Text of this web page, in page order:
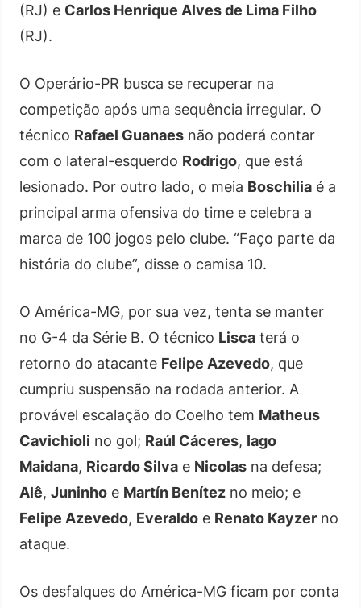
(RJ) e Carlos Henrique Alves de Lima Filho
(RJ).
O Operário-PR busca se recuperar na
competição após uma sequência irregular. O
técnico Rafael Guanaes não poderá contar
com o lateral-esquerdo Rodrigo, que está
lesionado. Por outro lado, o meia Boschilia é a
principal arma ofensiva do time e celebra a
marca de 100 jogos pelo clube. “Faço parte da
história do clube”, disse o camisa 10.
O América-MG, por sua vez, tenta se manter
no G-4 da Série B. O técnico Lisca terá o
retorno do atacante Felipe Azevedo, que
cumpriu suspensão na rodada anterior. A
provável escalação do Coelho tem Matheus
Cavichioli no gol; Raúl Cáceres, Iago
Maidana, Ricardo Silva e Nicolas na defesa;
Alê, Juninho e Martín Benítez no meio; e
Felipe Azevedo, Everaldo e Renato Kayzer no
ataque.
Os desfalques do América-MG ficam por conta